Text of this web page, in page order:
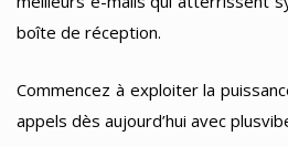
boîte de réception.
Commencez à exploiter la
appels dès aujourd’hui avec